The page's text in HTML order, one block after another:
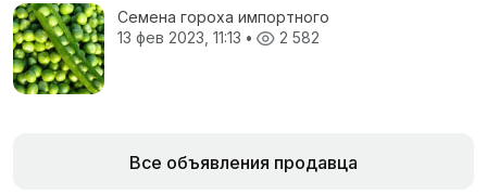
Семена гороха импортного
13 фев 2023, 11:13 • 2 582
Все объявления продавца